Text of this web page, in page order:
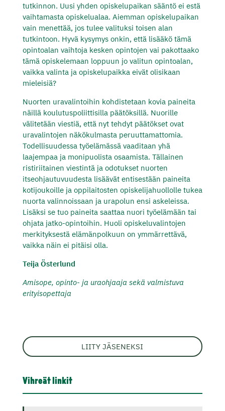
tutkinnon. Uusi yhden opiskelupaikan sääntö ei estä
vaihtamasta opiskelualaa. Aiemman opiskelupaikan
vain menettää, jos tulee valituksi toisen alan
tutkintoon. Hyvä kysymys onkin, että lisääkö tämä
opintoalan vaihtoja kesken opintojen vai pakottaako
tämä opiskelemaan loppuun jo valitun opintoalan,
vaikka valinta ja opiskelupaikka eivät olisikaan
mieleisiä?
Nuorten uravalintoihin kohdistetaan kovia paineita
näillä koulutuspoliittisilla päätöksillä. Nuorille
välitetään viestiä, että nyt tehdyt päätökset ovat
uravalintojen näkökulmasta peruuttamattomia.
Todellisuudessa työelämässä vaaditaan yhä
laajempaa ja monipuolista osaamista. Tällainen
ristiriitainen viestintä ja odotukset nuorten
itseohjautuvuudesta lisäävät entisestään paineita
kotijoukoille ja oppilaitosten opiskelijahuollolle tukea
nuorta valinnoissaan ja urapolun ensi askeleissa.
Lisäksi se tuo paineita saattaa nuori työelämään tai
ohjata jatko-opintoihin. Huoli opiskeluvalintojen
merkityksestä elämänpolkuun on ymmärrettävä,
vaikka näin ei pitäisi olla.
Teija Österlund
Amisope, opinto- ja uraohjaaja sekä valmistuva
erityisopettaja
LIITY JÄSENEKSI
Vihreät linkit